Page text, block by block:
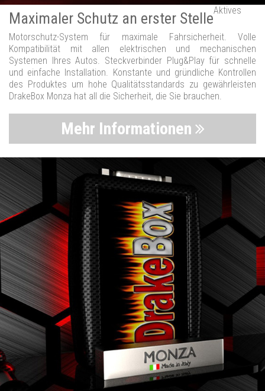
Maximaler Schutz an erster StelleAktives
Motorschutz-System für maximale Fahrsicherheit. Volle
Kompatibilität mit allen elektrischen und mechanischen
Systemen Ihres Autos. Steckverbinder Plug&Play für schnelle
und einfache Installation. Konstante und gründliche Kontrollen
des Produktes um hohe Qualitätsstandards zu gewährleisten
DrakeBox Monza hat all die Sicherheit, die Sie brauchen.
Mehr Informationen